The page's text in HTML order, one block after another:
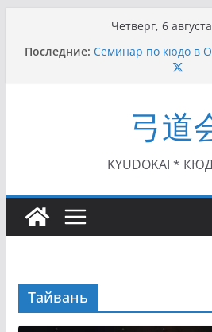
содержимому
Четверг, 6
Последние: Семинар по кюдо в
Чемпионат Росcии,
II Кубок Посла
Орёл (25.07.2021)
I этап Кубка
Сейдокан II
弓道
KYUDOKAI *
Тайвань